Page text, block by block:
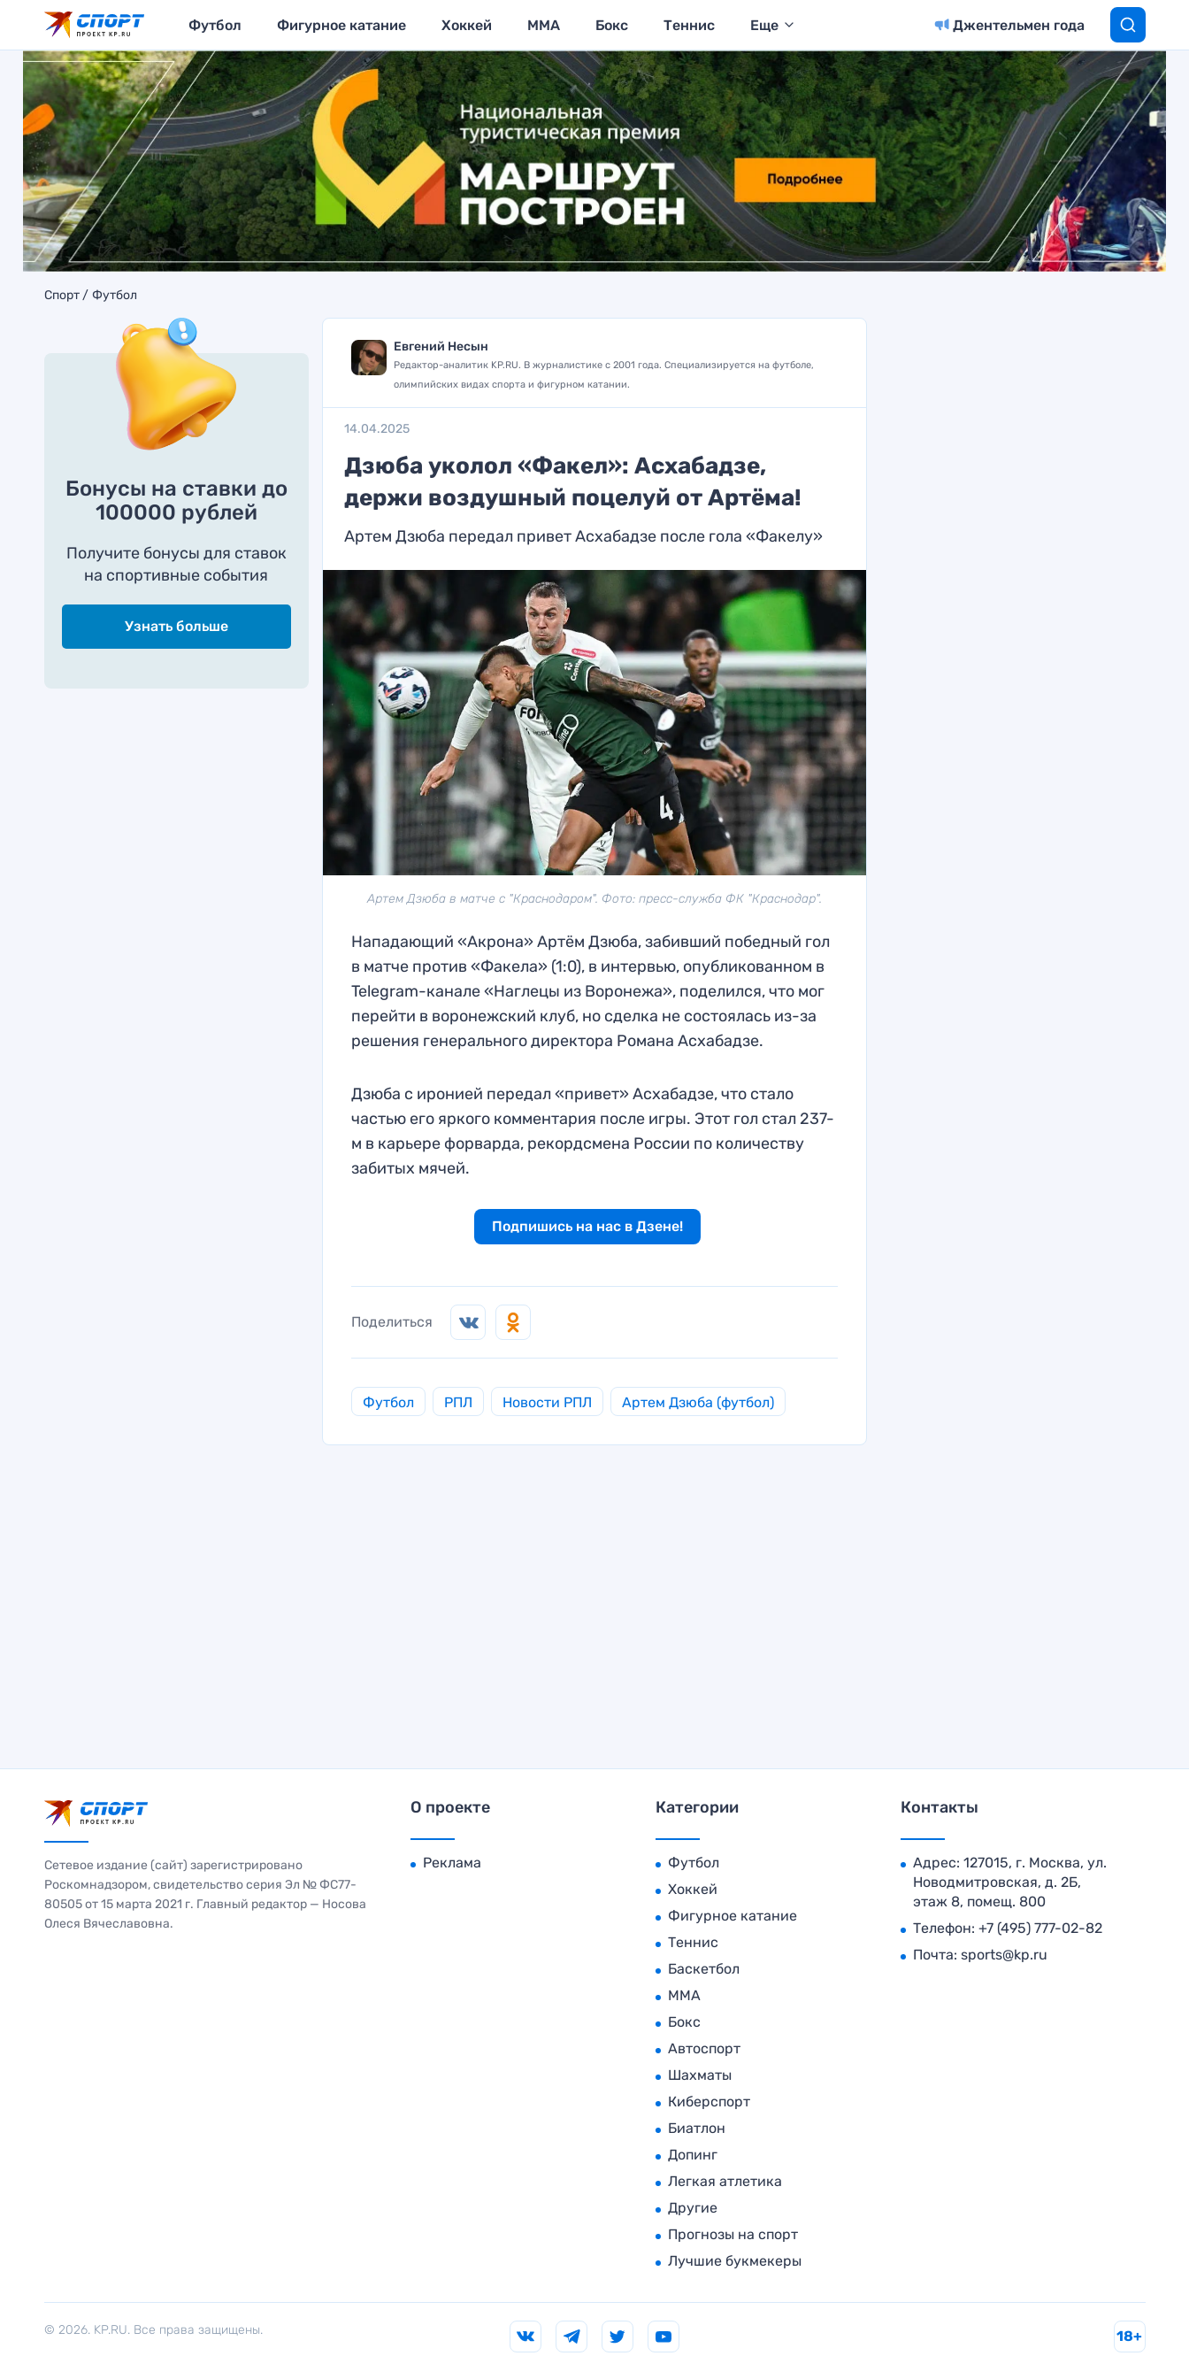
Футбол Фигурное катание Хоккей MMA Бокс Теннис Еще Джентельмен года
Спорт Футбол
Бонусы на ставки до
100000 рублей
Получите бонусы для ставок
на спортивные события
Узнать больше
Евгений Несын
Редактор-аналитик KP.RU. В журналистике с 2001 года. Специализируется на футболе,
олимпийских видах спорта и фигурном катании.
14.04.2025
Дзюба уколол «Факел»: Асхабадзе,
держи воздушный поцелуй от Артёма!
Артем Дзюба передал привет Асхабадзе после гола «Факелу»
Артем Дзюба в матче с "Краснодаром". Фото: пресс-служба ФК "Краснодар".
Нападающий «Акрона» Артём Дзюба, забивший победный гол
в матче против «Факела» (1:0), в интервью, опубликованном в
Telegram-канале «Наглецы из Воронежа», поделился, что мог
перейти в воронежский клуб, но сделка не состоялась из-за
решения генерального директора Романа Асхабадзе.
Дзюба с иронией передал «привет» Асхабадзе, что стало
частью его яркого комментария после игры. Этот гол стал 237-
м в карьере форварда, рекордсмена России по количеству
забитых мячей.
Подпишись на нас в Дзене!
Поделиться
Футбол РПЛ Новости РПЛ Артем Дзюба (футбол)
Сетевое издание (сайт) зарегистрировано
Роскомнадзором, свидетельство серия Эл № ФС77-
80505 от 15 марта 2021 г. Главный редактор — Носова
Олеся Вячеславовна.
О проекте
Реклама
Категории
Футбол
Хоккей
Фигурное катание
Теннис
Баскетбол
MMA
Бокс
Автоспорт
Шахматы
Киберспорт
Биатлон
Допинг
Легкая атлетика
Другие
Прогнозы на спорт
Лучшие букмекеры
Контакты
Адрес: 127015, г. Москва, ул.
Новодмитровская, д. 2Б,
этаж 8, помещ. 800
Телефон: +7 (495) 777-02-82
Почта: sports@kp.ru
© 2026. KP.RU. Все права защищены. 18+